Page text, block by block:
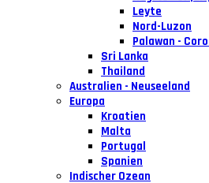
Leyte
Nord-Luzon
Palawan -
Sri Lanka
Thailand
Australien - Neuseeland
Europa
Kroatien
Malta
Portugal
Spanien
Indischer Ozean